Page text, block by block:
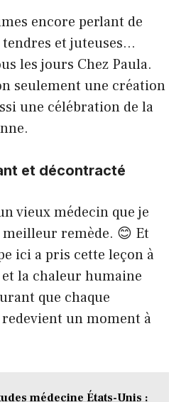
encore perlant de
tendres et juteuses…
les jours Chez Paula.
seulement une création
une célébration de la
et décontracté
vieux médecin que je
meilleur remède. 😊 Et
ici a pris cette leçon à
la chaleur humaine
que chaque
un moment à
médecine États-Unis :